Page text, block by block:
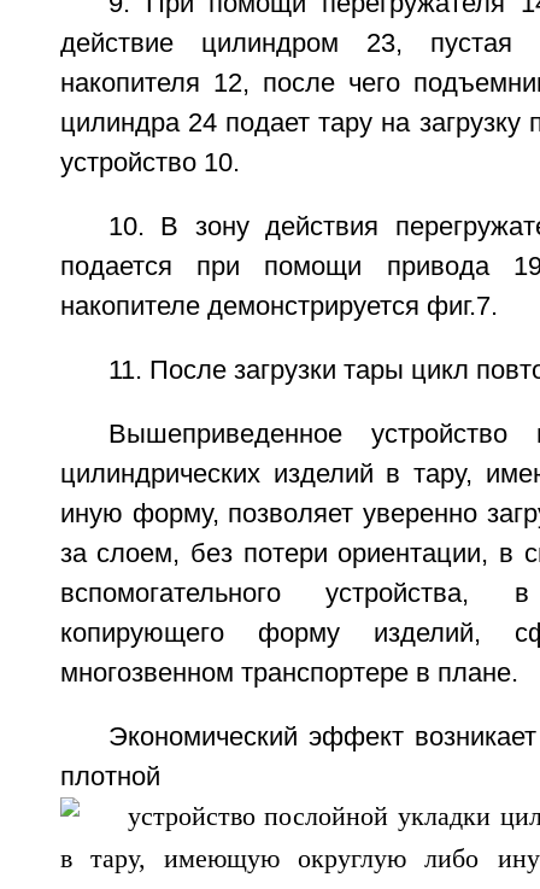
действие цилиндром 23, пустая
накопителя 12, после чего
цилиндра 24 подает тару на загрузку
устройство 10.
10. В зону действия
подается при помощи привода
накопителе демонстрируется фиг.7.
11. После загрузки тары цикл
Вышеприведенное устройство
цилиндрических изделий в тару,
иную форму, позволяет уверенно
за слоем, без потери ориентации, в
вспомогательного
копирующего форму изделий,
многозвенном транспортере в плане.
Экономический эффект